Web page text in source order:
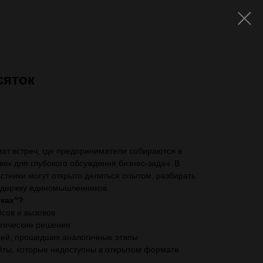
встреч, где предприниматели собираются в
для глубокого обсуждения бизнес-задач. В
могут открыто делиться опытом, разбирать
единомышленников.
и вызовов
решения
прошедших аналогичные этапы
которые недоступны в открытом формате